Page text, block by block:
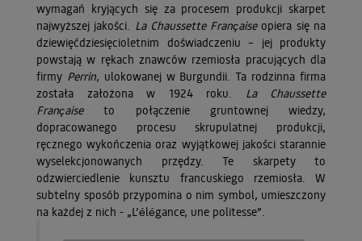
wymagań kryjących się za procesem produkcji skarpet
najwyższej jakości. La Chaussette Françaiseopiera się na
dziewięćdziesięcioletnim doświadczeniu – jej produkty
powstają w rękach znawców rzemiosła pracujących dla
firmy Perrin, ulokowanej w Burgundii. Ta rodzinna firma
została założona w 1924 roku. La Chaussette
Françaiseto połączenie gruntownej wiedzy,
dopracowanego procesu skrupulatnej produkcji,
ręcznego wykończenia oraz wyjątkowej jakości starannie
wyselekcjonowanych przędzy. Te skarpety to
odzwierciedlenie kunsztu francuskiego rzemiosła. W
subtelny sposób przypomina o nim symbol, umieszczony
na każdej z nich - „L’élégance, une politesse”.